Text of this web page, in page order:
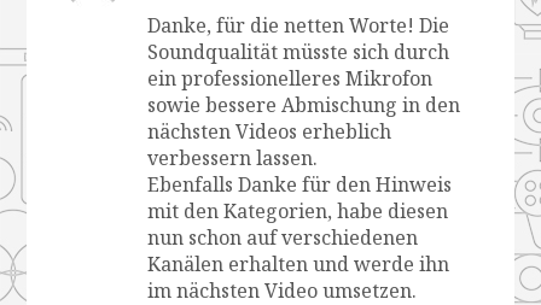
Danke, für die netten Worte! Die
Soundqualität müsste sich durch
ein professionelleres Mikrofon
sowie bessere Abmischung in den
nächsten Videos erheblich
verbessern lassen.
Ebenfalls Danke für den Hinweis
mit den Kategorien, habe diesen
nun schon auf verschiedenen
Kanälen erhalten und werde ihn
im nächsten Video umsetzen.